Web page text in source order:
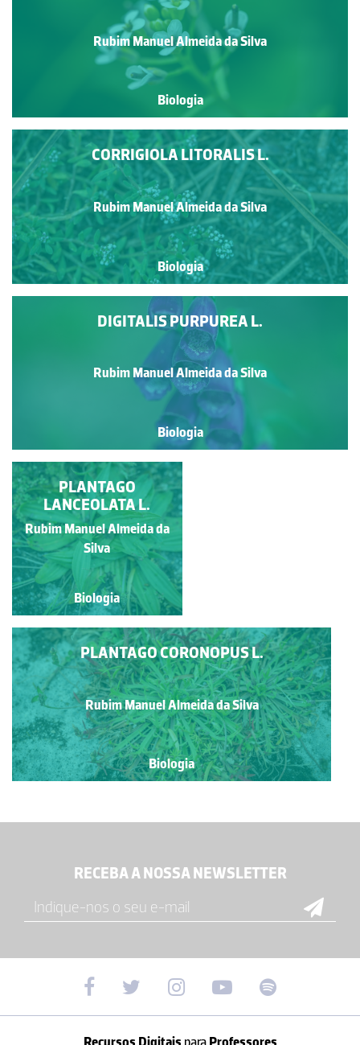
Rubim Manuel Almeida da Silva
Biologia
CORRIGIOLA LITORALIS L.
Rubim Manuel Almeida da Silva
Biologia
DIGITALIS PURPUREA L.
Rubim Manuel Almeida da Silva
Biologia
VERONICA PERSICA
POIR.
Rubim Manuel Almeida da
Silva
Biologia
PLANTAGO CORONOPUS L.
Rubim Manuel Almeida da Silva
Biologia
PLANTAGO
LANCEOLATA L.
Rubim Manuel Almeida da
Silva
Biologia
RECEBA A NOSSA NEWSLETTER
Recursos Digitais paraProfessores